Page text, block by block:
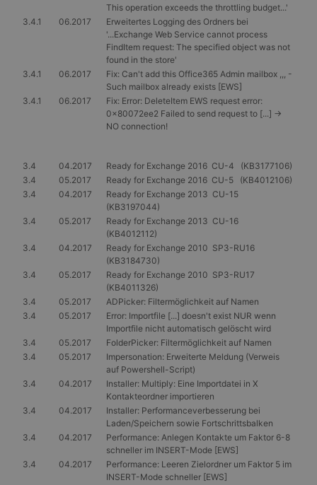
This operation exceeds the throttling budget...'
3.4.1
06.2017
Erweitertes Logging des Ordners bei
'...Exchange Web Service cannot process
FindItem request: The specified object was not
found in the store'
3.4.1
06.2017
Fix: Can't add this Office365 Admin mailbox ,,, -
Such mailbox already exists [EWS]
3.4.1
06.2017
Fix: Error: DeleteItem EWS request error:
0x80072ee2 Failed to send request to [...] ->
NO connection!
3.4 04.2017
Ready for Exchange 2016 CU-4 (KB3177106)
3.4
05.2017
Ready for Exchange 2016 CU-5 (KB4012106)
3.4
04.2017
Ready for Exchange 2013 CU-15
(KB3197044)
3.4
05.2017
Ready for Exchange 2013 CU-16
(KB4012112)
3.4
04.2017
Ready for Exchange 2010 SP3-RU16
(KB3184730)
3.4
05.2017
Ready for Exchange 2010 SP3-RU17
(KB4011326)
3.4
05.2017
ADPicker: Filtermöglichkeit auf Namen
3.4
05.2017
Error: Importfile [...] doesn't exist NUR wenn
Importfile nicht automatisch gelöscht wird
3.4
05.2017
FolderPicker: Filtermöglichkeit auf Namen
3.4
05.2017
Impersonation: Erweiterte Meldung (Verweis
auf Powershell-Script)
3.4
04.2017
Installer: Multiply: Eine Importdatei in X
Kontakteordner importieren
3.4
04.2017
Installer: Performanceverbesserung bei
Laden/Speichern sowie Fortschrittsbalken
3.4
04.2017
Performance: Anlegen Kontakte um Faktor 6-8
schneller im INSERT-Mode [EWS]
3.4
04.2017
Performance: Leeren Zielordner um Faktor 5 im
INSERT-Mode schneller [EWS]
_ga_X4PP3HXR4X
.gangl.de
1 Jahr 1
Monat
Dieses Cookie
verwendet, um
den Sitzungsstatus
Corporation
.clarity.ms
häufig als
eindeutige
Benutzerkennung
durch eingebettete
festgelegt werden.
Es wird allgemein
die
Synchronisierung
über viele
möglich ist, um die
zu ermöglichen.
CLID
www.clarity.ms 1 Jahr
soziale Medien zu
kann auch
Informationen
sammeln, wenn
Medien
verwenden, um
Website-Inhalte
von der besuchten
Seite zu teilen.
SRM_B
Microsoft
Corporation
.c.bing.com
1 Jahr
Dies ist ein
Microsoft MSN-
Erstanbieters, das
das
ordnungsgemäße
Funktionieren
sicherstellt.
Meta 3 Monate